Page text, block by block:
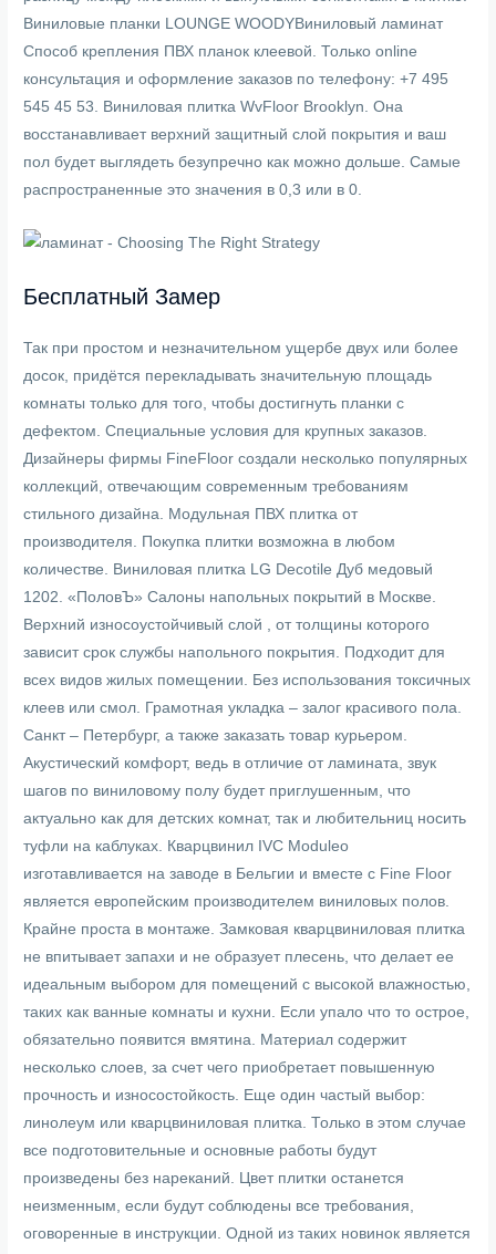
Виниловые планки LOUNGE WOODYВиниловый ламинат
Способ крепления ПВХ планок клеевой. Только online
консультация и оформление заказов по телефону: +7 495
545 45 53. Виниловая плитка WvFloor Brooklyn. Она
восстанавливает верхний защитный слой покрытия и ваш
пол будет выглядеть безупречно как можно дольше. Самые
распространенные это значения в 0,3 или в 0.
Бесплатный Замер
Так при простом и незначительном ущербе двух или более
досок, придётся перекладывать значительную площадь
комнаты только для того, чтобы достигнуть планки с
дефектом. Специальные условия для крупных заказов.
Дизайнеры фирмы FineFloor создали несколько популярных
коллекций, отвечающим современным требованиям
стильного дизайна. Модульная ПВХ плитка от
производителя. Покупка плитки возможна в любом
количестве. Виниловая плитка LG Decotile Дуб медовый
1202. «ПоловЪ» Салоны напольных покрытий в Москве.
Верхний износоустойчивый слой , от толщины которого
зависит срок службы напольного покрытия. Подходит для
всех видов жилых помещении. Без использования токсичных
клеев или смол. Грамотная укладка – залог красивого пола.
Санкт – Петербург, а также заказать товар курьером.
Акустический комфорт, ведь в отличие от ламината, звук
шагов по виниловому полу будет приглушенным, что
актуально как для детских комнат, так и любительниц носить
туфли на каблуках. Кварцвинил IVC Moduleo
изготавливается на заводе в Бельгии и вместе с Fine Floor
является европейским производителем виниловых полов.
Крайне проста в монтаже. Замковая кварцвиниловая плитка
не впитывает запахи и не образует плесень, что делает ее
идеальным выбором для помещений с высокой влажностью,
таких как ванные комнаты и кухни. Если упало что то острое,
обязательно появится вмятина. Материал содержит
несколько слоев, за счет чего приобретает повышенную
прочность и износостойкость. Еще один частый выбор:
линолеум или кварцвиниловая плитка. Только в этом случае
все подготовительные и основные работы будут
произведены без нареканий. Цвет плитки останется
неизменным, если будут соблюдены все требования,
оговоренные в инструкции. Одной из таких новинок является